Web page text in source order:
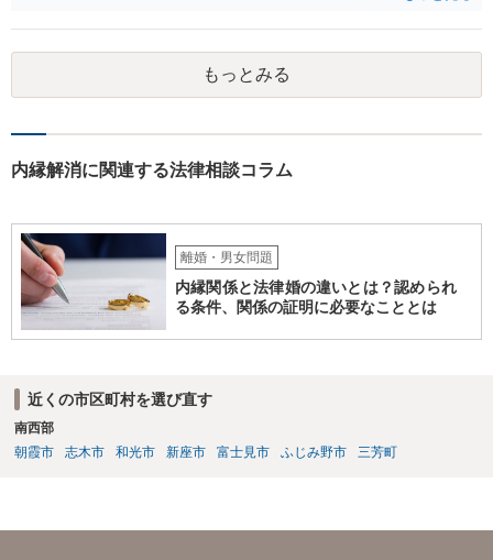
能性もあるでしょうが、真相は分かりません。 ③ならないと思いま
す。 ④- ⑤それにはなりえます。 ⑥一般論ですが、裁判官は証拠に基
づいて事実を認定するわけですから、証拠が大切です。 証拠をきちん
と整えての訴訟提起だとは思いますが、これからでも整えられるので
います。具体的な事情が分かりかねますので、幅のありすぎる回答で
ば幸いです。
もっとみる
内縁解消に関連する法律相談コラム
離婚・男女問題
内縁関係と法律婚の違いとは？認められ
る条件、関係の証明に必要なこととは
近くの市区町村を選び直す
南西部
朝霞市
志木市 和光市 新座市 富士見市 ふじみ野市 三芳町